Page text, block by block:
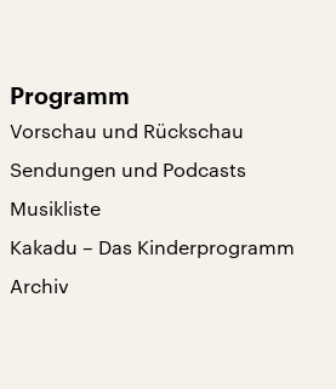
Programm
Vorschau und Rückschau
Sendungen und Podcasts
Musikliste
Kakadu – Das Kinderprogramm
Archiv